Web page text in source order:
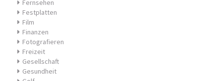
Fernsehen
Festplatten
Film
Finanzen
Fotografieren
Freizeit
Gesellschaft
Gesundheit